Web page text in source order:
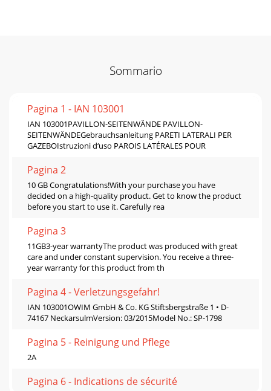
Sommario
Pagina 1 - IAN 103001
IAN 103001PAVILLON-SEITENWÄNDE PAVILLON-
SEITENWÄNDEGebrauchsanleitung PARETI LATERALI PER
GAZEBOIstruzioni d‘uso PAROIS LATÉRALES POUR
Pagina 2
10 GB Congratulations!With your purchase you have
decided on a high-quality product. Get to know the product
before you start to use it. Carefully rea
Pagina 3
11GB3-year warrantyThe product was produced with great
care and under constant supervision. You receive a three-
year warranty for this product from th
Pagina 4 - Verletzungsgefahr!
IAN 103001OWIM GmbH & Co. KG Stiftsbergstraße 1 • D-
74167 NeckarsulmVersion: 03/2015Model No.: SP-1798
Pagina 5 - Reinigung und Pﬂege
2A
Pagina 6 - Indications de sécurité